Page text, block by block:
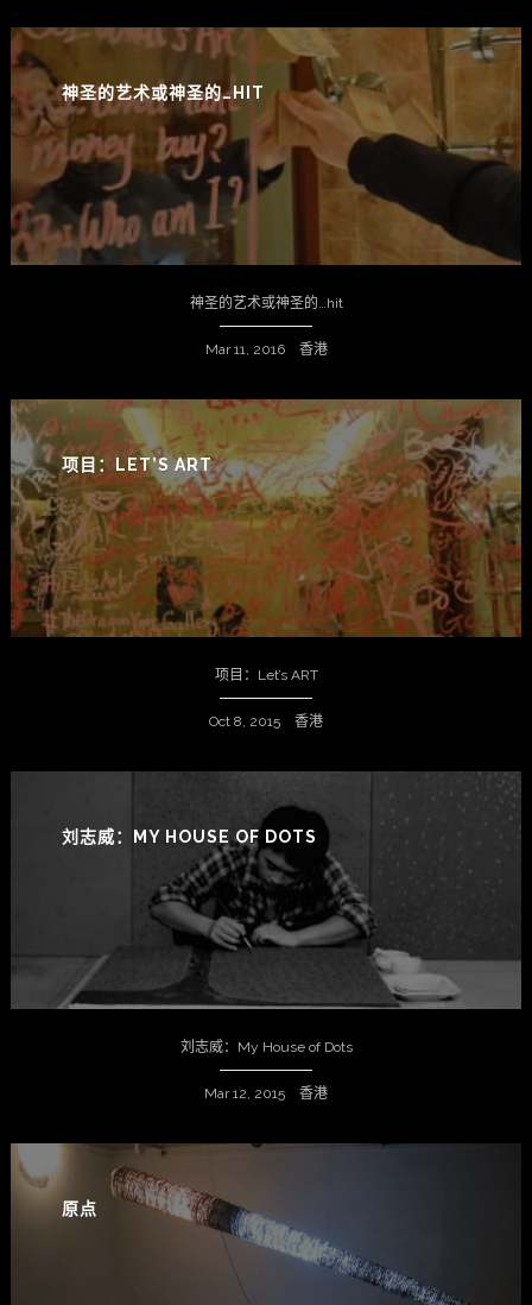
神圣的艺术或神圣的…HIT
神圣的艺术或神圣的…hit
Mar 11, 2016 香港
项目：LET’S ART
项目：Let’s ART
Oct 8, 2015 香港
刘志威：MY HOUSE OF DOTS
刘志威：My House of Dots
Mar 12, 2015 香港
原点